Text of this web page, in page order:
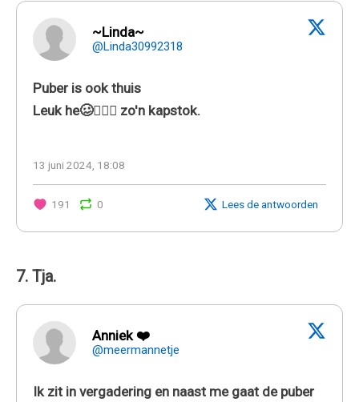
~Linda~
@Linda30992318
Puber is ook thuis
Leuk he🥴🤦🏼‍♀️ zo'n kapstok.
13 juni 2024, 18:08
191 0 Lees de antwoorden
7. Tja.
Anniek ❤️
@meermannetje
Ik zit in vergadering en naast me gaat de puber